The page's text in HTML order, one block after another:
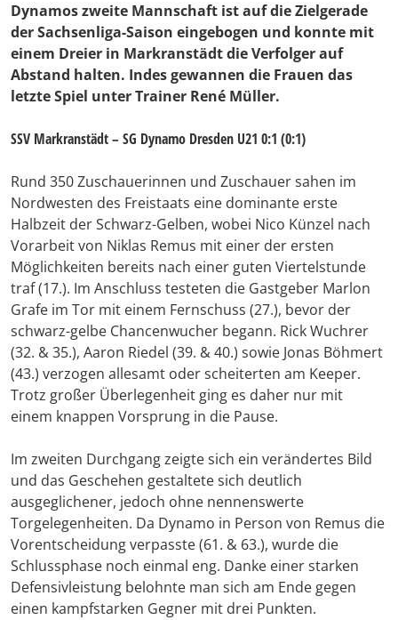
Dynamos zweite Mannschaft ist auf die Zielgerade
der Sachsenliga-Saison eingebogen und konnte mit
einem Dreier in Markranstädt die Verfolger auf
Abstand halten. Indes gewannen die Frauen das
letzte Spiel unter Trainer René Müller.
SSV Markranstädt – SG Dynamo Dresden U21 0:1 (0:1)
Rund 350 Zuschauerinnen und Zuschauer sahen im
Nordwesten des Freistaats eine dominante erste
Halbzeit der Schwarz-Gelben, wobei Nico Künzel nach
Vorarbeit von Niklas Remus mit einer der ersten
Möglichkeiten bereits nach einer guten Viertelstunde
traf (17.). Im Anschluss testeten die Gastgeber Marlon
Grafe im Tor mit einem Fernschuss (27.), bevor der
schwarz-gelbe Chancenwucher begann. Rick Wuchrer
(32. & 35.), Aaron Riedel (39. & 40.) sowie Jonas Böhmert
(43.) verzogen allesamt oder scheiterten am Keeper.
Trotz großer Überlegenheit ging es daher nur mit
einem knappen Vorsprung in die Pause.
Im zweiten Durchgang zeigte sich ein verändertes Bild
und das Geschehen gestaltete sich deutlich
ausgeglichener, jedoch ohne nennenswerte
Torgelegenheiten. Da Dynamo in Person von Remus die
Vorentscheidung verpasste (61. & 63.), wurde die
Schlussphase noch einmal eng. Danke einer starken
Defensivleistung belohnte man sich am Ende gegen
einen kampfstarken Gegner mit drei Punkten.